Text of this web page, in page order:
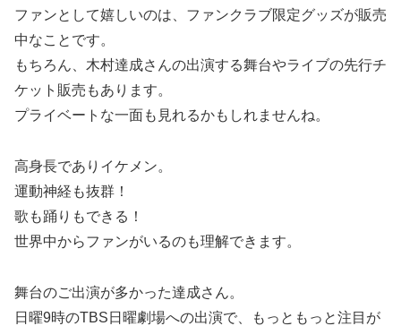
ファンとして嬉しいのは、ファンクラブ限定グッズが販売
中なことです。
もちろん、木村達成さんの出演する舞台やライブの先行チ
ケット販売もあります。
プライベートな一面も見れるかもしれませんね。
高身長でありイケメン。
運動神経も抜群！
歌も踊りもできる！
世界中からファンがいるのも理解できます。
舞台のご出演が多かった達成さん。
日曜9時のTBS日曜劇場への出演で、もっともっと注目が